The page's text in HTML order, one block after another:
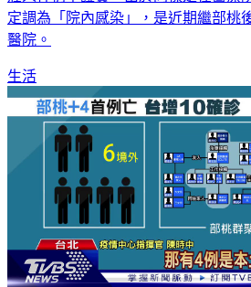
定調為「院內感染」，是近期繼部桃
醫院。
生活